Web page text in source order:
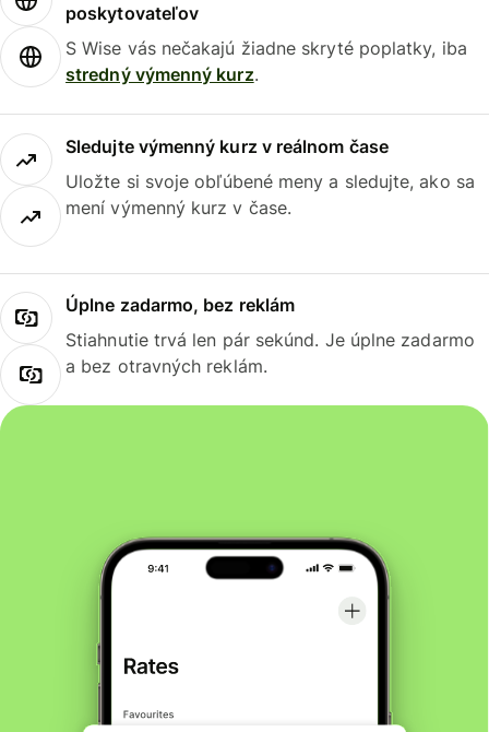
poskytovateľov
S Wise vás nečakajú žiadne skryté poplatky, iba
stredný výmenný kurz.
Sledujte výmenný kurz v reálnom čase
Uložte si svoje obľúbené meny a sledujte, ako sa
mení výmenný kurz v čase.
Úplne zadarmo, bez reklám
Stiahnutie trvá len pár sekúnd. Je úplne zadarmo
a bez otravných reklám.